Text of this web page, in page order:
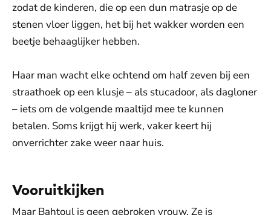
zodat de kinderen, die op een dun matrasje op de
stenen vloer liggen, het bij het wakker worden een
beetje behaaglijker hebben.
Haar man wacht elke ochtend om half zeven bij een
straathoek op een klusje – als stucadoor, als dagloner
– iets om de volgende maaltijd mee te kunnen
betalen. Soms krijgt hij werk, vaker keert hij
onverrichter zake weer naar huis.
Vooruitkijken
Maar Bahtoul is geen gebroken vrouw. Ze is